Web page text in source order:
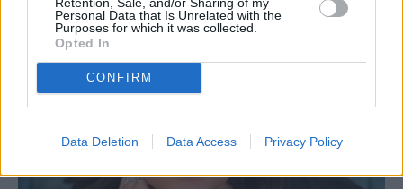
Personal Data that Is Unrelated with the
Purposes for which it was collected.
Opted In
CONFIRM
Data Deletion Data Access Privacy Policy